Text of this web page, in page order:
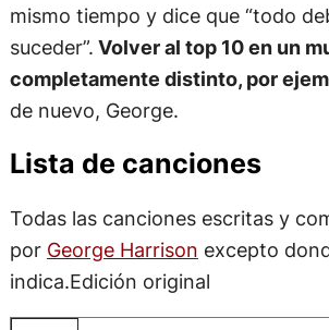
mismo tiempo y dice que “todo
suceder”. Volver al top 10 en un
completamente distinto, por
de nuevo, George.
Lista de canciones
Todas las canciones escritas y
por George Harrison excepto
indica.Edición original